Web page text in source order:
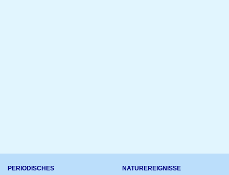
PERIODISCHES NATUREREIGNISSE